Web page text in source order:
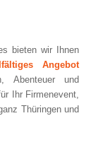
bieten wir Ihnen
Angebot
Abenteuer und
Ihr Firmenevent,
Thüringen und